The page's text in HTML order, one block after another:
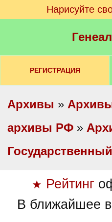
Нарисуйте
РЕГИСТРАЦИЯ
Архивы »
архивы РФ »
★ Рейтинг
В ближайшее